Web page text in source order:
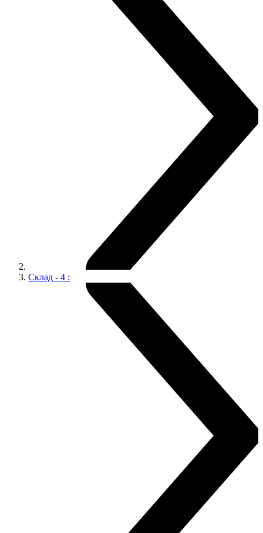
Склад - 4 :